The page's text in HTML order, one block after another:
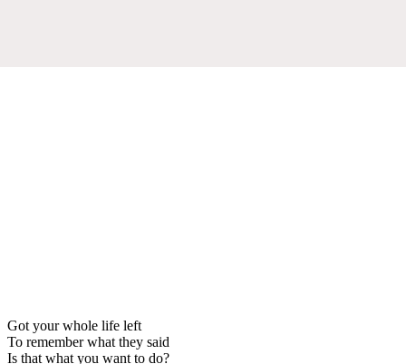
Got your whole life left
To remember what they said
Is that what you want to do?